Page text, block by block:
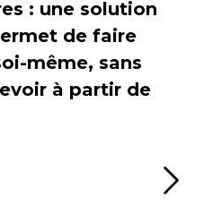
: une solution
de faire
même, sans
à partir de